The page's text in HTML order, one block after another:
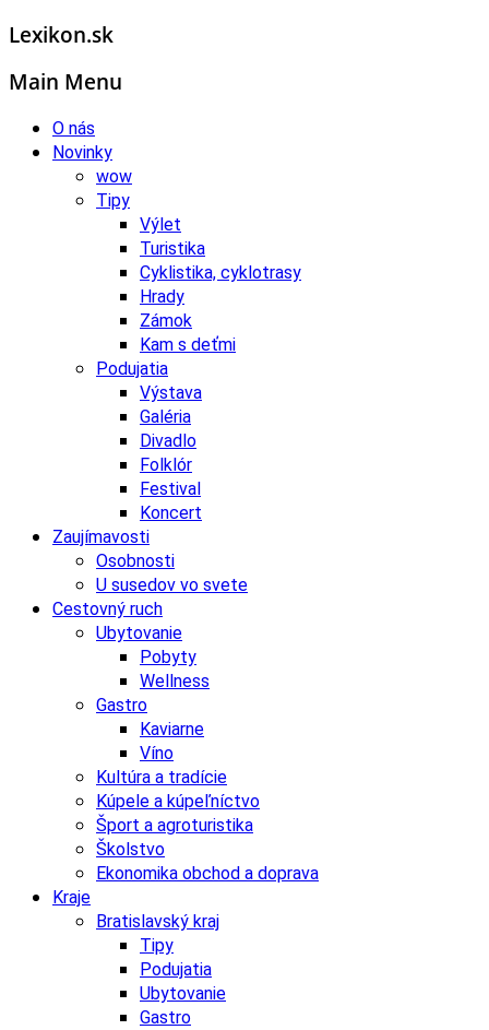
Lexikon.sk
Main Menu
O nás
Novinky
wow
Tipy
Výlet
Turistika
Cyklistika, cyklotrasy
Hrady
Zámok
Kam s deťmi
Podujatia
Výstava
Galéria
Divadlo
Folklór
Festival
Koncert
Zaujímavosti
Osobnosti
U susedov vo svete
Cestovný ruch
Ubytovanie
Pobyty
Wellness
Gastro
Kaviarne
Víno
Kultúra a tradície
Kúpele a kúpeľníctvo
Šport a agroturistika
Školstvo
Ekonomika obchod a doprava
Kraje
Bratislavský kraj
Tipy
Podujatia
Ubytovanie
Gastro